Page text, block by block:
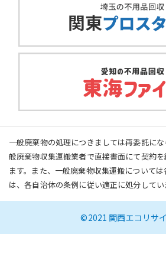
一般廃棄物の処理につきましては再委託に
般廃棄物収集運搬業者で直接書面にて契約
ます。また、一般廃棄物収集運搬について
は、各自治体の条例に従い適正に処分してい
©2021 関西エコリサ